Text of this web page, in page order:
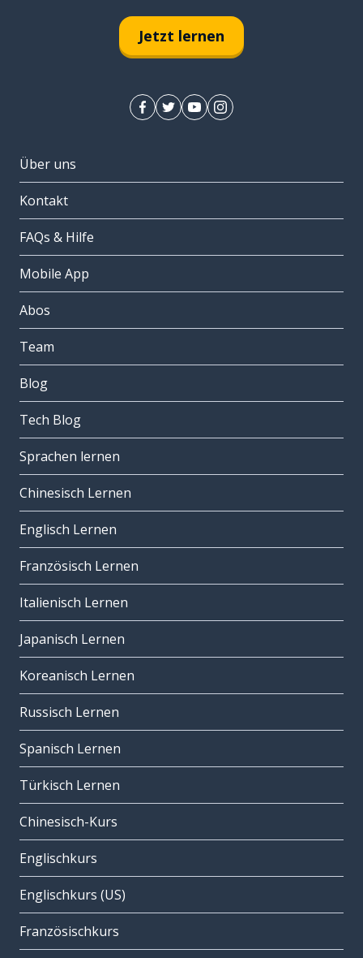
Jetzt lernen
Über uns
Kontakt
FAQs & Hilfe
Mobile App
Abos
Team
Blog
Tech Blog
Sprachen lernen
Chinesisch Lernen
Englisch Lernen
Französisch Lernen
Italienisch Lernen
Japanisch Lernen
Koreanisch Lernen
Russisch Lernen
Spanisch Lernen
Türkisch Lernen
Chinesisch-Kurs
Englischkurs
Englischkurs (US)
Französischkurs